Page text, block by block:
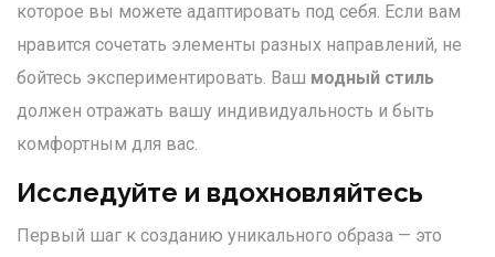
которое вы можете адаптировать под себя. Если вам
нравится сочетать элементы разных направлений, не
бойтесь экспериментировать. Ваш модный стиль
должен отражать вашу индивидуальность и быть
комфортным для вас.
Исследуйте и вдохновляйтесь
Первый шаг к созданию уникального образа — это